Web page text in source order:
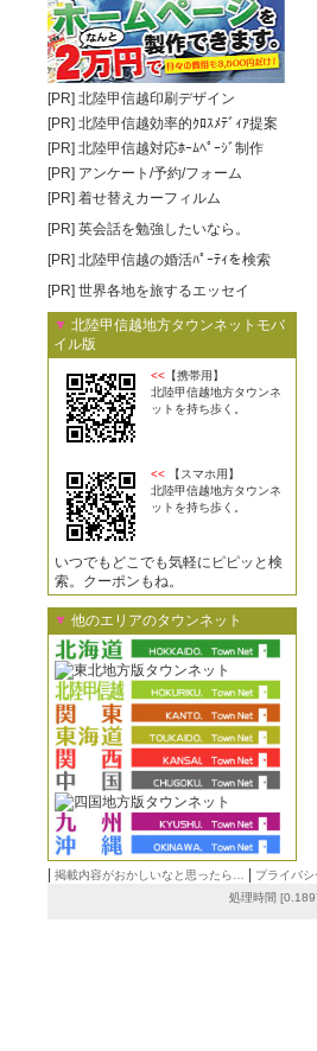
[PR] 北陸甲信越印刷デザイン
[PR] 北陸甲信越効率的ｸﾛｽﾒﾃﾞｨｱ提案
[PR] 北陸甲信越対応ﾎｰﾑﾍﾟｰｼﾞ制作
[PR] アンケート/予約/フォーム
[PR] 着せ替えカーフィルム
[PR] 英会話を勉強したいなら。
[PR] 北陸甲信越の婚活ﾊﾟｰﾃｨを検索
[PR] 世界各地を旅するエッセイ
▼ 北陸甲信越地方タウンネットモバ
イル版
<< 【携帯用】
北陸甲信越地方タウンネ
ットを持ち歩く。
<< 【スマホ用】
北陸甲信越地方タウンネ
ットを持ち歩く。
いつでもどこでも気軽にピピッと検
索。クーポンもね。
▼ 他のエリアのタウンネット
掲載内容がおかしいなと思ったら… プライバ
処理時間